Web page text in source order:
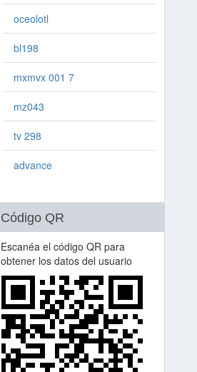
oceolotl
bl198
mxmvx 001 7
mz043
tv 298
advance
Código QR
Escanéa el código QR para
obtener los datos del usuario